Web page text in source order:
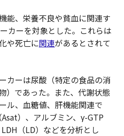
能、栄養不良や貧血に関連す
カーを対象とした。これらは
や死亡に関連があるとされて
カーは尿酸（特定の食品の消
）であった。また、代謝状態
ル、血糖値、肝機能関連で
）、アルブミン、γ-GTP
LDH（LD）などを分析とし